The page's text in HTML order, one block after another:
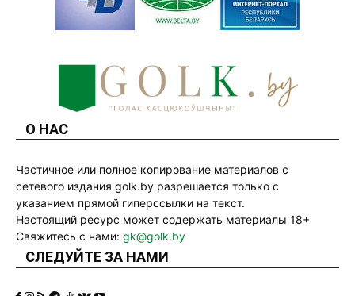
О НАС
Частичное или полное копирование материалов с
сетевого издания golk.by разрешается только с
указанием прямой гиперссылки на текст.
Настоящий ресурс может содержать материалы 18+
Свяжитесь с нами: gk@golk.by
СЛЕДУЙТЕ ЗА НАМИ